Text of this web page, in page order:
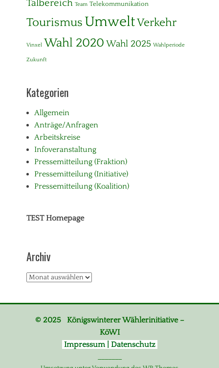
Talbereich Team Telekommunikation
TourismusUmweltVerkehr
Vinxel Wahl 2020 Wahl 2025 Wahlperiode
Zukunft
Kategorien
Allgemein
Anträge/Anfragen
Arbeitskreise
Infoveranstaltung
Pressemitteilung (Fraktion)
Pressemitteilung (Initiative)
Pressemitteilung (Koalition)
TEST Homepage
Archiv
Archiv
© 2025 Königswinterer Wählerinitiative –
KöWI
Impressum | Datenschutz